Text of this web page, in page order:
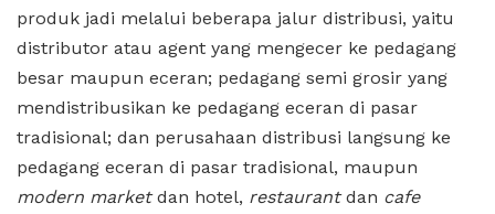
produk jadi melalui beberapa jalur distribusi, yaitu
distributor atau agent yang mengecer ke pedagang
besar maupun eceran; pedagang semi grosir yang
mendistribusikan ke pedagang eceran di pasar
tradisional; dan perusahaan distribusi langsung ke
pedagang eceran di pasar tradisional, maupun
modern marketdan hotel, restaurantdan cafe